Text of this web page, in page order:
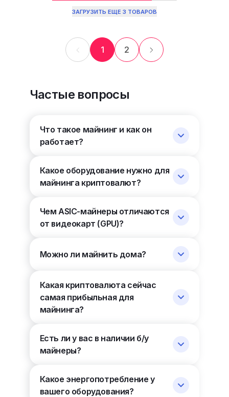
ЗАГРУЗИТЬ ЕЩЕ 3 ТОВАРОВ
1 2
Частые вопросы
Что такое майнинг и как он
работает?
Какое оборудование нужно для
майнинга криптовалют?
Чем ASIC-майнеры отличаются
от видеокарт (GPU)?
Можно ли майнить дома?
Какая криптовалюта сейчас
самая прибыльная для
майнинга?
Есть ли у вас в наличии б/у
майнеры?
Какое энергопотребление у
вашего оборудования?